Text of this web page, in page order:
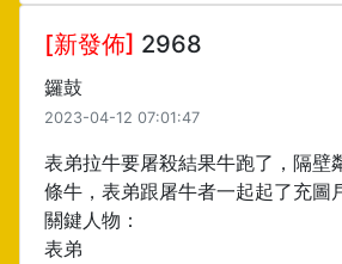
[新發佈] 2968
鑼鼓
2023-04-12 07:01:47
表弟拉牛要屠殺結果牛跑了，隔壁
條牛，表弟跟屠牛者一起起了充圖
關鍵人物：
表弟